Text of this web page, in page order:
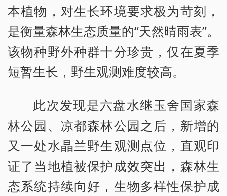
本植物，对生长环境要求极为苛刻，
是衡量森林生态质量的“天然晴雨表”。
该物种野外种群十分珍贵，仅在夏季
短暂生长，野生观测难度较高。
此次发现是六盘水继玉舍国家森
林公园、凉都森林公园之后，新增的
又一处水晶兰野生观测点位，直观印
证了当地植被保护成效突出，森林生
态系统持续向好，生物多样性保护成